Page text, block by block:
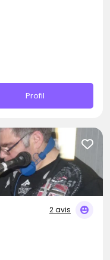
Profil
2 avis